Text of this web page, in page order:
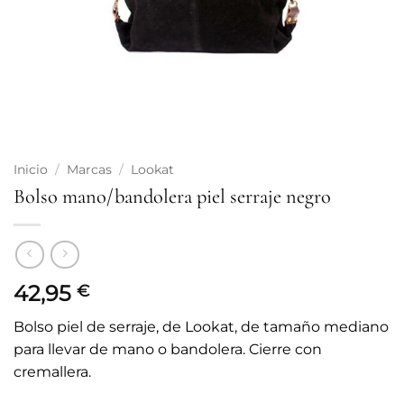
Inicio / Marcas / Lookat
Bolso mano/bandolera piel serraje negro
42,95 €
Bolso piel de serraje, de Lookat, de tamaño mediano
para llevar de mano o bandolera. Cierre con
cremallera.